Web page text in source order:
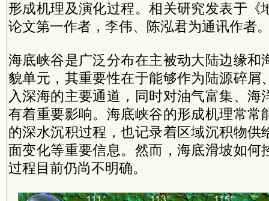
形成机理及演化过程。相关研究发表于《
论文第一作者，李伟、陈泓君为通讯作者
海底峡谷是广泛分布在主被动大陆边缘和
貌单元，其重要性在于能够作为陆源碎屑
入深海的主要通道，同时对油气富集、海
有着重要影响。海底峡谷的形成机理常常
的深水沉积过程，也记录着区域沉积物供
面变化等重要信息。然而，海底滑坡如何
过程目前仍尚不明确。